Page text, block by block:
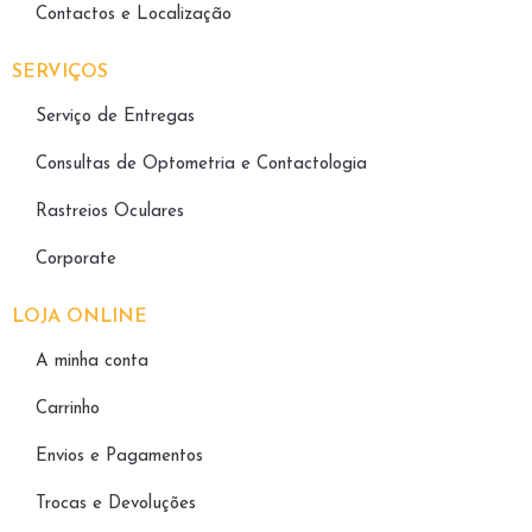
Contactos e Localização
SERVIÇOS
Serviço de Entregas
Consultas de Optometria e Contactologia​
Rastreios Oculares
Corporate
LOJA ONLINE
A minha conta
Carrinho
Envios e Pagamentos
Trocas e Devoluções